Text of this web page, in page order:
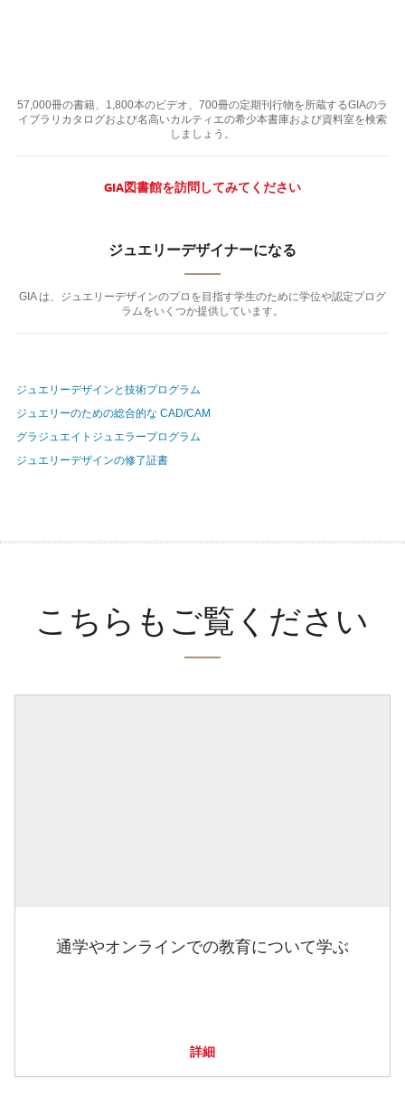
57,000冊の書籍、1,800本のビデオ、700冊の定期刊行物を所蔵するGIAのラ
イブラリカタログおよび名高いカルティエの希少本書庫および資料室を検索
しましょう。
GIA図書館を訪問してみてください
ジュエリーデザイナーになる
GIA は、ジュエリーデザインのプロを目指す学生のために学位や認定プログ
ラムをいくつか提供しています。
ジュエリーデザインと技術プログラム
ジュエリーのための総合的な CAD/CAM
グラジュエイトジュエラープログラム
ジュエリーデザインの修了証書
こちらもご覧ください
通学やオンラインでの教育について学ぶ
詳細